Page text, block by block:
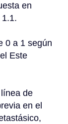
en
0 a 1 según
Este
de
en el